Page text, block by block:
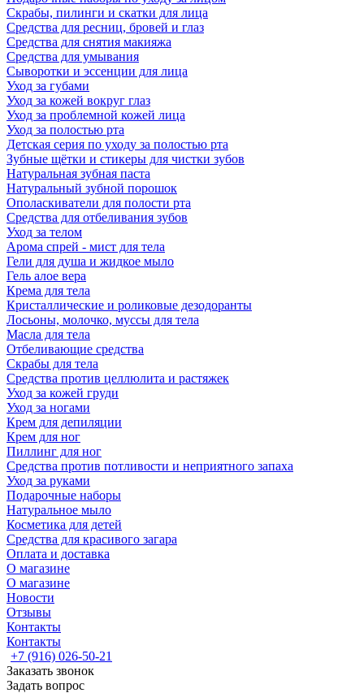
Скрабы, пилинги и скатки для лица
Средства для ресниц, бровей и глаз
Средства для снятия макияжа
Средства для умывания
Сыворотки и эссенции для лица
Уход за губами
Уход за кожей вокруг глаз
Уход за проблемной кожей лица
Уход за полостью рта
Детская серия по уходу за полостью рта
Зубные щётки и стикеры для чистки зубов
Натуральная зубная паста
Натуральный зубной порошок
Ополаскиватели для полости рта
Средства для отбеливания зубов
Уход за телом
Арома спрей - мист для тела
Гели для душа и жидкое мыло
Гель алое вера
Крема для тела
Кристаллические и роликовые дезодоранты
Лосьоны, молочко, муссы для тела
Масла для тела
Отбеливающие средства
Скрабы для тела
Средства против целлюлита и растяжек
Уход за кожей груди
Уход за ногами
Крем для депиляции
Крем для ног
Пиллинг для ног
Средства против потливости и неприятного запаха
Уход за руками
Подарочные наборы
Натуральное мыло
Косметика для детей
Средства для красивого загара
Оплата и доставка
О магазине
О магазине
Новости
Отзывы
Контакты
Контакты
+7 (916) 026-50-21
Заказать звонок
Задать вопрос